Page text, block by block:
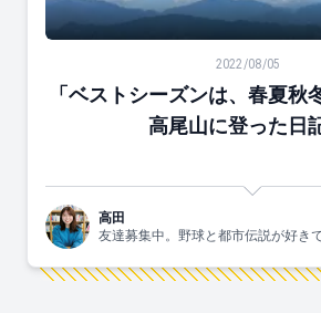
「ベストシーズンは、春夏秋冬
2022/08/05
「ベストシーズンは、春夏秋
高尾山に登った日
高田
友達募集中。野球と都市伝説が好きで